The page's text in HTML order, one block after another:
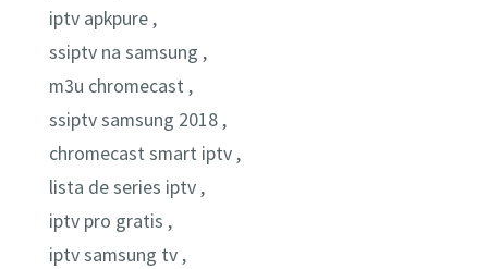
iptv apkpure ,
ssiptv na samsung ,
m3u chromecast ,
ssiptv samsung 2018 ,
chromecast smart iptv ,
lista de series iptv ,
iptv pro gratis ,
iptv samsung tv ,